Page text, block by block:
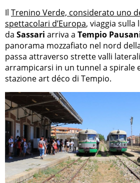
Il Trenino Verde, considerato uno
spettacolari d’Europa, viaggia
da Sassari arriva a Tempio
panorama mozzafiato nel nord
passa attraverso strette valli
arrampicarsi in un tunnel a spirale
stazione art déco di Tempio.